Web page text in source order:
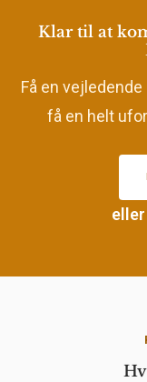
Klar til at
Få en
få en helt
eller